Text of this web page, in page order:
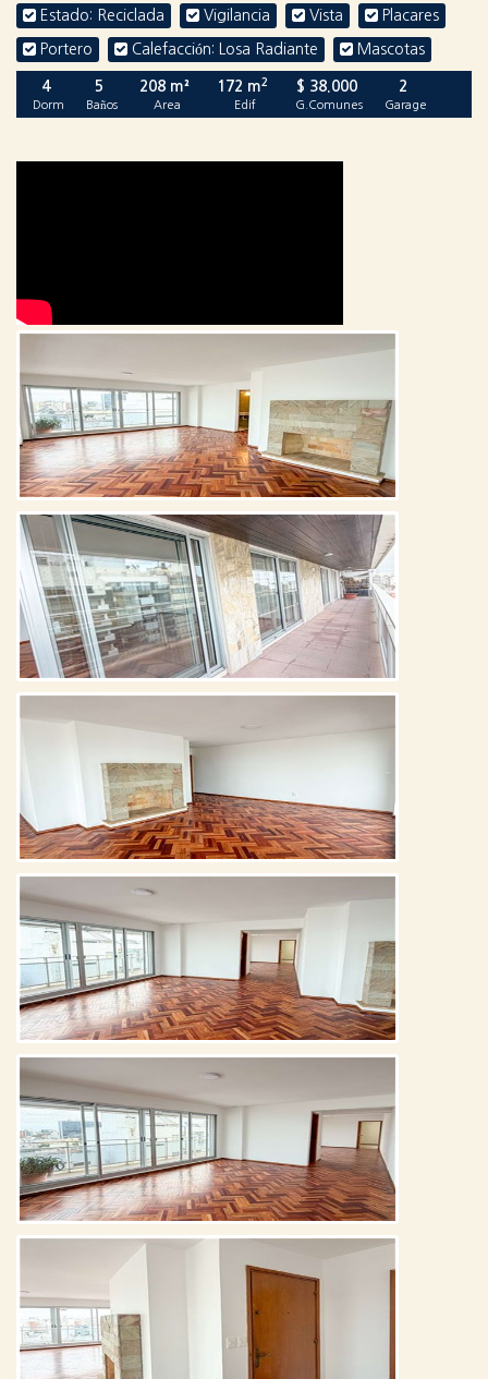
Estado: Reciclada Vigilancia Vista Placares
Portero Calefacción: Losa Radiante Mascotas
4
Dorm
5
Baños
208 m²
Area
172 m2
Edif
$ 38.000
G.Comunes
2
Garage